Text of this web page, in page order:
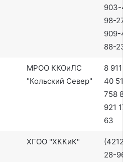
98-
909-
88-
МРОО ККОиЛС
"Кольский Север"
8
40
758
921
63
ХГОО "ХККиК"
28-